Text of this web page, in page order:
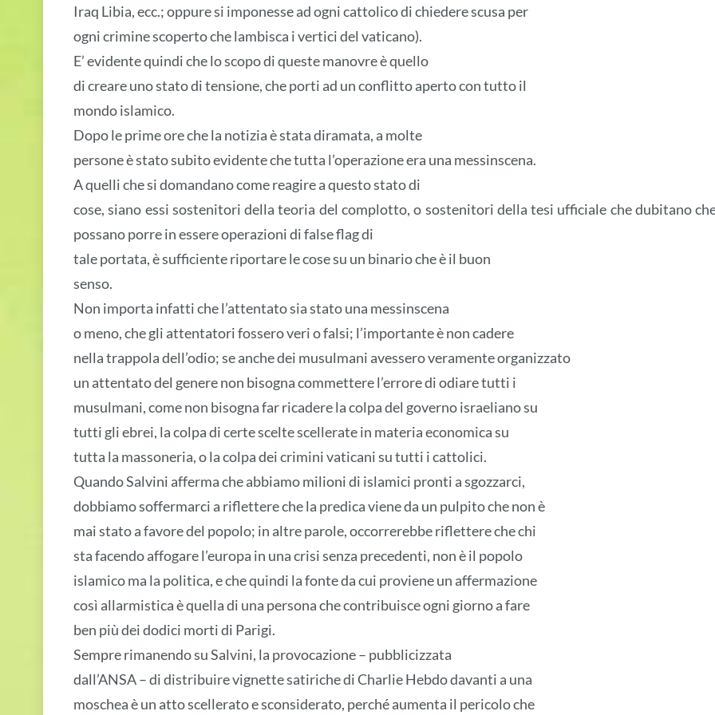
Iraq Libia, ecc.; oppure si imponesse ad ogni cattolico di chiedere scusa per
ogni crimine scoperto che lambisca i vertici del vaticano).
E’ evidente quindi che lo scopo di queste manovre è quello
di creare uno stato di tensione, che porti ad un conflitto aperto con tutto il
mondo islamico.
Dopo le prime ore che la notizia è stata diramata, a molte
persone è stato subito evidente che tutta l’operazione era una messinscena.
A quelli che si domandano come reagire a questo stato di
cose, siano essi sostenitori della teoria del complotto, o sostenitori della tesi ufficiale che dubitano
possano porre in essere operazioni di false flag di
tale portata, è sufficiente riportare le cose su un binario che è il buon
senso.
Non importa infatti che l’attentato sia stato una messinscena
o meno, che gli attentatori fossero veri o falsi; l’importante è non cadere
nella trappola dell’odio; se anche dei musulmani avessero veramente organizzato
un attentato del genere non bisogna commettere l’errore di odiare tutti i
musulmani, come non bisogna far ricadere la colpa del governo israeliano su
tutti gli ebrei, la colpa di certe scelte scellerate in materia economica su
tutta la massoneria, o la colpa dei crimini vaticani su tutti i cattolici.
Quando Salvini afferma che abbiamo milioni di islamici pronti a sgozzarci,
dobbiamo soffermarci a riflettere che la predica viene da un pulpito che non è
mai stato a favore del popolo; in altre parole, occorrerebbe riflettere che chi
sta facendo affogare l’europa in una crisi senza precedenti, non è il popolo
islamico ma la politica, e che quindi la fonte da cui proviene un affermazione
così allarmistica è quella di una persona che contribuisce ogni giorno a fare
ben più dei dodici morti di Parigi.
Sempre rimanendo su Salvini, la provocazione – pubblicizzata
dall’ANSA – di distribuire vignette satiriche di Charlie Hebdo davanti a una
moschea è un atto scellerato e sconsiderato, perché aumenta il pericolo che